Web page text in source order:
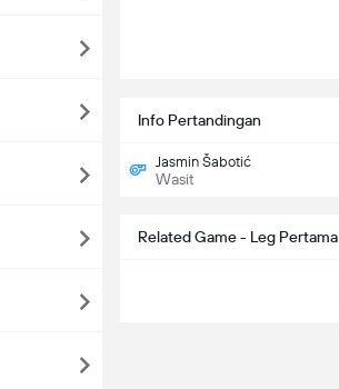
Related Game - Leg Pertama
Info Pertandingan
Jasmin Šabotić
Wasit